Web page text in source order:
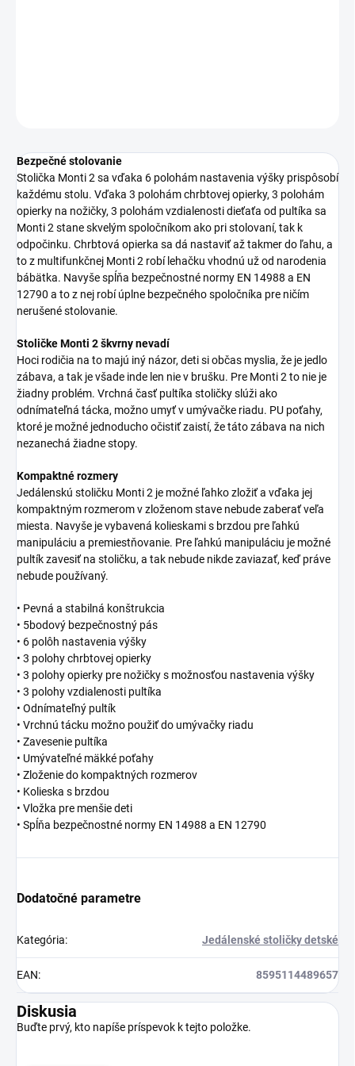
Bezpečné stolovanie
Stolička Monti 2 sa vďaka 6 polohám nastavenia výšky prispôsobí
každému stolu. Vďaka 3 polohám chrbtovej opierky, 3 polohám
opierky na nožičky, 3 polohám vzdialenosti dieťaťa od pultíka sa
Monti 2 stane skvelým spoločníkom ako pri stolovaní, tak k
odpočinku. Chrbtová opierka sa dá nastaviť až takmer do ľahu, a
to z multifunkčnej Monti 2 robí lehačku vhodnú už od narodenia
bábätka. Navyše spĺňa bezpečnostné normy EN 14988 a EN
12790 a to z nej robí úplne bezpečného spoločníka pre ničím
nerušené stolovanie.
Stoličke Monti 2 škvrny nevadí
Hoci rodičia na to majú iný názor, deti si občas myslia, že je jedlo
zábava, a tak je všade inde len nie v brušku. Pre Monti 2 to nie je
žiadny problém. Vrchná časť pultíka stoličky slúži ako
odnímateľná tácka, možno umyť v umývačke riadu. PU poťahy,
ktoré je možné jednoducho očistiť zaistí, že táto zábava na nich
nezanechá žiadne stopy.
Kompaktné rozmery
Jedálenskú stoličku Monti 2 je možné ľahko zložiť a vďaka jej
kompaktným rozmerom v zloženom stave nebude zaberať veľa
miesta. Navyše je vybavená kolieskami s brzdou pre ľahkú
manipuláciu a premiestňovanie. Pre ľahkú manipuláciu je možné
pultík zavesiť na stoličku, a tak nebude nikde zaviazať, keď práve
nebude používaný.
• Pevná a stabilná konštrukcia
• 5bodový bezpečnostný pás
• 6 polôh nastavenia výšky
• 3 polohy chrbtovej opierky
• 3 polohy opierky pre nožičky s možnosťou nastavenia výšky
• 3 polohy vzdialenosti pultíka
• Odnímateľný pultík
• Vrchnú tácku možno použiť do umývačky riadu
• Zavesenie pultíka
• Umývateľné mäkké poťahy
• Zloženie do kompaktných rozmerov
• Kolieska s brzdou
• Vložka pre menšie deti
• Spĺňa bezpečnostné normy EN 14988 a EN 12790
Dodatočné parametre
Kategória: Jedálenské stoličky detské
EAN: 8595114489657
Diskusia
Buďte prvý, kto napíše príspevok k tejto položke.